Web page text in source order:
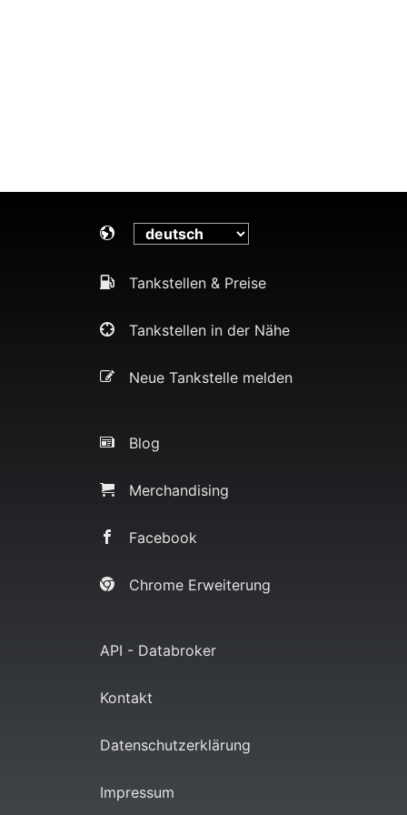
Tankstellen & Preise
Tankstellen in der Nähe
Neue Tankstelle melden
Blog
Merchandising
Facebook
Chrome Erweiterung
API - Databroker
Kontakt
Datenschutzerklärung
Impressum